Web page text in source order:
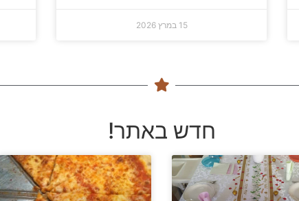
15 במרץ 2026
חדש באתר!